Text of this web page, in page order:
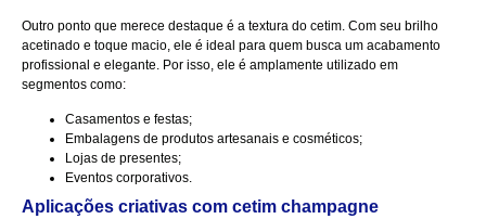
Outro ponto que merece destaque é a textura do cetim. Com seu brilho
acetinado e toque macio, ele é ideal para quem busca um acabamento
profissional e elegante. Por isso, ele é amplamente utilizado em
segmentos como:
Casamentos e festas;
Embalagens de produtos artesanais e cosméticos;
Lojas de presentes;
Eventos corporativos.
Aplicações criativas com cetim champagne